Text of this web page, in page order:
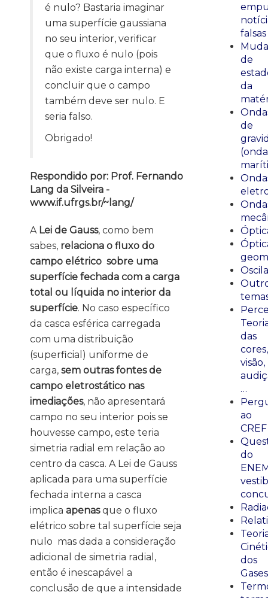
é nulo? Bastaria imaginar
uma superfície gaussiana
no seu interior, verificar
que o fluxo é nulo (pois
não existe carga interna) e
concluir que o campo
também deve ser nulo. E
seria falso.
Obrigado!
Respondido por: Prof. Fernando
Lang da Silveira -
www.if.ufrgs.br/~lang/
A Lei de Gauss, como bem
sabes, relaciona o fluxo do
campo elétrico sobre uma
superfície fechada com a carga
total ou líquida no interior da
superfície. No caso específico
da casca esférica carregada
com uma distribuição
(superficial) uniforme de
carga, sem outras fontes de
campo eletrostático nas
imediações, não apresentará
campo no seu interior pois se
houvesse campo, este teria
simetria radial em relação ao
centro da casca. A Lei de Gauss
aplicada para uma superfície
fechada interna a casca
implica apenasque o fluxo
elétrico sobre tal superfície seja
nulo mas dada a consideração
adicional de simetria radial,
então é inescapável a
conclusão de que a intensidade
falsas
de
da
de
das
cores,
visão,
…
ao
CREF
do
dos
Gases